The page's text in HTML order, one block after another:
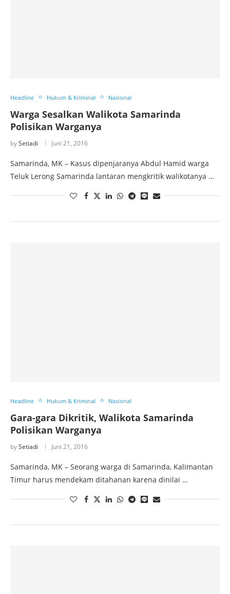
Headline Hukum & Kriminal Nasional
Warga Sesalkan Walikota Samarinda
Polisikan Warganya
bySetiadi Juni 21, 2016
Samarinda, MK – Kasus dipenjaranya Abdul Hamid warga
Teluk Lerong Samarinda lantaran mengkritik walikotanya …
Headline Hukum & Kriminal Nasional
Gara-gara Dikritik, Walikota Samarinda
Polisikan Warganya
bySetiadi Juni 21, 2016
Samarinda, MK – Seorang warga di Samarinda, Kalimantan
Timur harus mendekam ditahanan karena dinilai …